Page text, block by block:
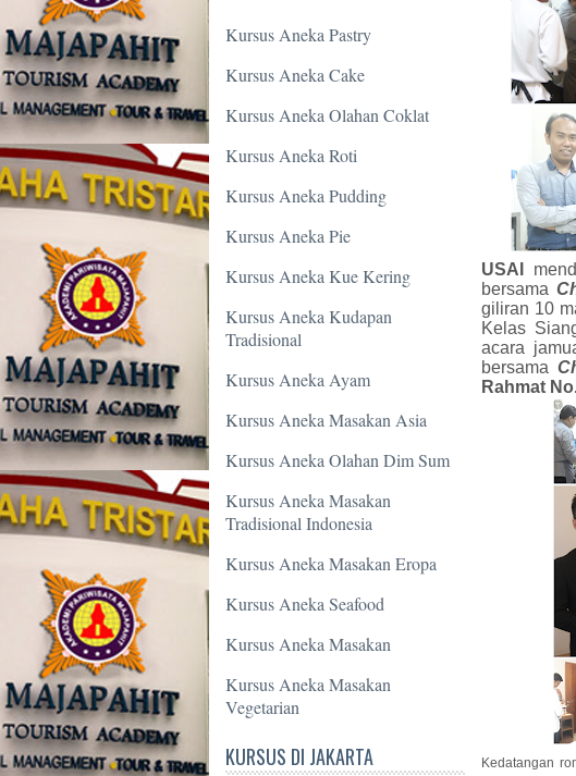
Kursus Aneka Pastry
Kursus Aneka Cake
Kursus Aneka Olahan Coklat
Kursus Aneka Roti
Kursus Aneka Pudding
Kursus Aneka Pie
Kursus Aneka Kue Kering
Kursus Aneka Kudapan
Tradisional
Kursus Aneka Ayam
Kursus Aneka Masakan Asia
Kursus Aneka Olahan Dim Sum
Kursus Aneka Masakan
Tradisional Indonesia
Kursus Aneka Masakan Eropa
Kursus Aneka Seafood
Kursus Aneka Masakan
Kursus Aneka Masakan
Vegetarian
KURSUS DI JAKARTA
USAI
bersama
giliran 10
Kelas
acara
bersama
Rahmat
Kedatangan